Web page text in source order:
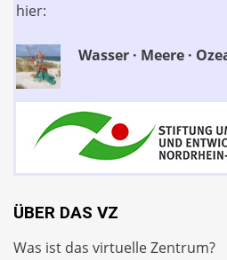
hier:
Wasser · Meere ·
ÜBER DAS VZ
Was ist das virtuelle Zentrum?